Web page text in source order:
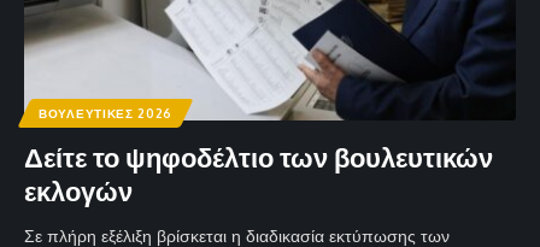
ΒΟΥΛΕΥΤΙΚΕΣ 2026
Δείτε το ψηφοδέλτιο των βουλευτικών
εκλογών
Σε πλήρη εξέλιξη βρίσκεται η διαδικασία εκτύπωσης των